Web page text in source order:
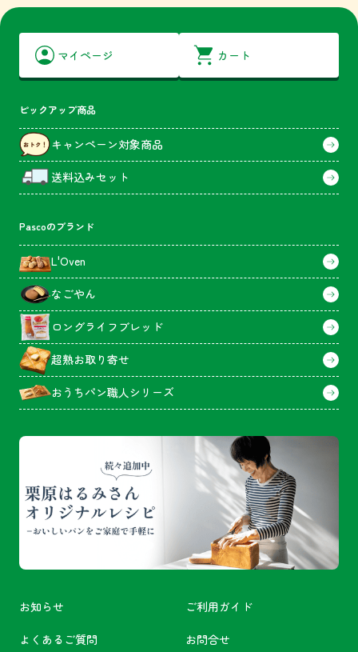
マイページ カート
ピックアップ商品
キャンペーン対象商品
送料込みセット
Pascoのブランド
L'Oven
なごやん
ロングライフブレッド
超熟お取り寄せ
おうちパン職人シリーズ
お知らせ ご利用ガイド
よくあるご質問 お問合せ